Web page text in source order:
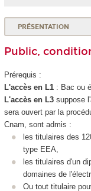
PRÉSENTATION
Public,
Prérequis :
L'accès en L1: Bac ou
L'accès en L3suppose
sera ouvert par la
Cnam, sont admis :
les titulaires des
type EEA,
les titulaires d'un
domaines de
Ou tout titulaire